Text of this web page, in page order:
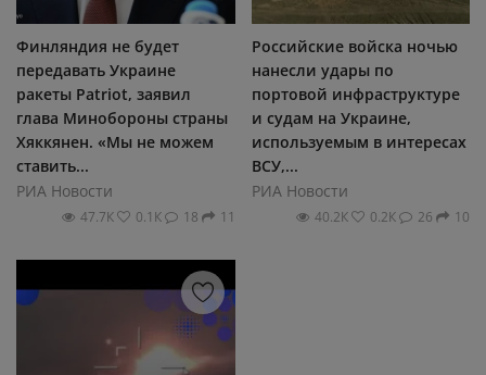
Финляндия не будет
передавать Украине
ракеты Patriot, заявил
глава Минобороны страны
Хяккянен. «Мы не можем
ставить...
РИА Новости
47.7К 0.1К 18 11
Российские войска ночью
нанесли удары по
портовой инфраструктуре
и судам на Украине,
используемым в интересах
ВСУ,...
РИА Новости
40.2К 0.2К 26 10